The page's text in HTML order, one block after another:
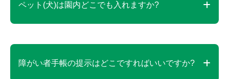
がございます。
ペット(犬)は園内どこでも入れますか?
公園の外周路と芝生エリアの一部が入域可能エリア
以下をご確認ください。
障がい者手帳の提示はどこですればいいですか?